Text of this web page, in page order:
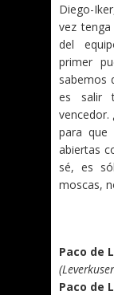
Diego-
vez
del
primer
sabemos
es salir
vencedor.
para que
abiertas
sé, es
moscas,
Paco de
Paco de